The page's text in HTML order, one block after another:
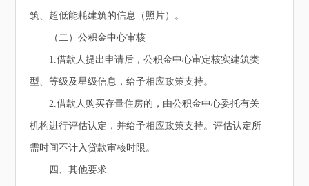
筑、超低能耗建筑的信息（照片）。
（二）公积金中心审核
1.借款人提出申请后，公积金中心审定核实建筑类
型、等级及星级信息，给予相应政策支持。
2.借款人购买存量住房的，由公积金中心委托有关
机构进行评估认定，并给予相应政策支持。评估认定所
需时间不计入贷款审核时限。
四、其他要求